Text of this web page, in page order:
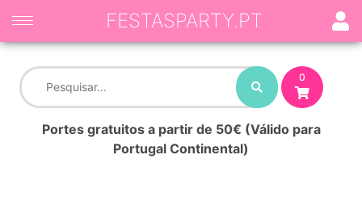
0
Portes gratuitos a partir de 50€ (Válido para
Portugal Continental)
FESTASPARTY.PT